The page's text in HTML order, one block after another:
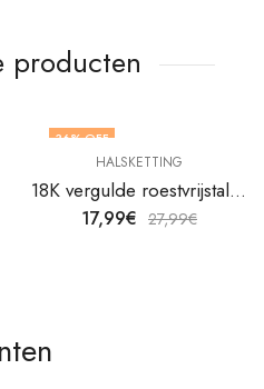
producten
36% OFF
HALSKETTING
18K vergulde roestvrijstalen halsketting van V&F Juweliers
17,99€ 27,99€